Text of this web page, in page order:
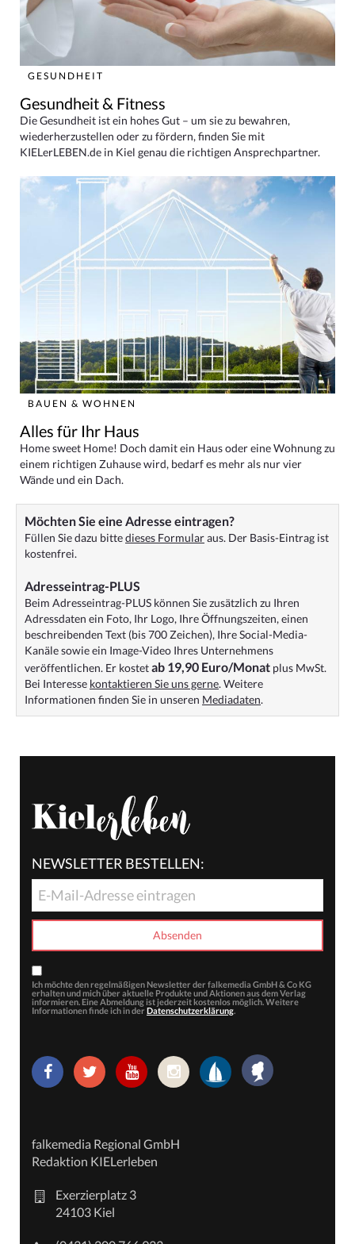
GESUNDHEIT
Gesundheit & Fitness
Die Gesundheit ist ein hohes Gut – um sie zu bewahren,
wiederherzustellen oder zu fördern, finden Sie mit
KIELerLEBEN.de in Kiel genau die richtigen Ansprechpartner.
BAUEN & WOHNEN
Alles für Ihr Haus
Home sweet Home! Doch damit ein Haus oder eine Wohnung zu
einem richtigen Zuhause wird, bedarf es mehr als nur vier
Wände und ein Dach.
Möchten Sie eine Adresse eintragen?
Füllen Sie dazu bittedieses Formularaus. Der Basis-Eintrag ist
kostenfrei.
Adresseintrag-PLUS
Beim Adresseintrag-PLUS können Sie zusätzlich zu Ihren
Adressdaten ein Foto, Ihr Logo, Ihre Öffnungszeiten, einen
beschreibenden Text (bis 700 Zeichen), Ihre Social-Media-
Kanäle sowie ein Image-Video Ihres Unternehmens
veröffentlichen. Er kostetab 19,90 Euro/Monat plus MwSt.
Bei Interesse kontaktieren Sie uns gerne. Weitere
Informationen finden Sie in unseren Mediadaten.
NEWSLETTER BESTELLEN:
Ich möchte den regelmäßigen Newsletter der falkemedia GmbH & Co KG
erhalten und mich über aktuelle Produkte und Aktionen aus dem Verlag
informieren. Eine Abmeldung ist jederzeit kostenlos möglich. Weitere
Informationen finde ich in der Datenschutzerklärung.
falkemedia Regional GmbH
Redaktion KIELerleben
Exerzierplatz 3
24103 Kiel